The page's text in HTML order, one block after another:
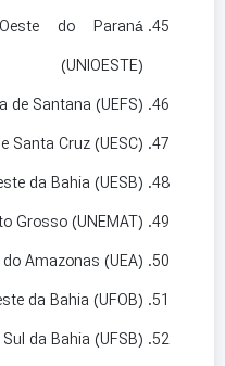
do Paraná
(UNIOESTE)
de Santana (UEFS)
Santa Cruz (UESC)
da Bahia (UESB)
Grosso (UNEMAT)
Amazonas (UEA)
da Bahia (UFOB)
da Bahia (UFSB)